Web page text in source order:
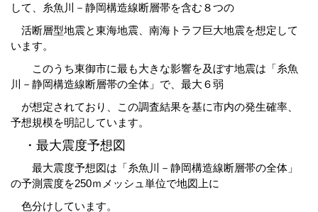
して、糸魚川－静岡構造線断層帯を含む８つの
活断層型地震と東海地震、南海トラフ巨大地震を想定して
います。
このうち東御市に最も大きな影響を及ぼす地震は「糸魚
川－静岡構造線断層帯の全体」で、最大６弱
が想定されており、この調査結果を基に市内の発生確率、
予想規模を明記しています。
・最大震度予想図
最大震度予想図は「糸魚川－静岡構造線断層帯の全体」
の予測震度を250ｍメッシュ単位で地図上に
色分けしています。